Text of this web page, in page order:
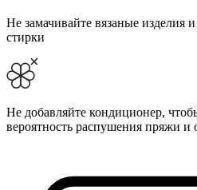
Не замачивайте вязаные изделия
стирки
Не добавляйте кондиционер,
вероятность распушения пряжи и